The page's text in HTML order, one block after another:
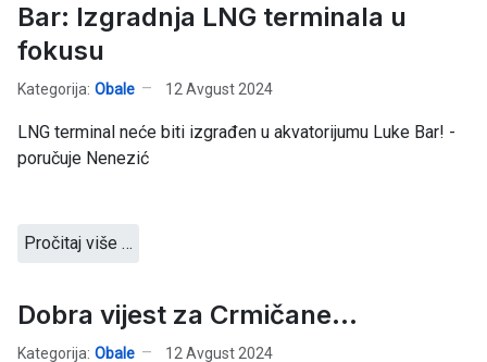
Bar: Izgradnja LNG terminala u
fokusu
Kategorija: Obale 12 Avgust 2024
LNG terminal neće biti izgrađen u akvatorijumu Luke Bar! -
poručuje Nenezić
Pročitaj više …
Dobra vijest za Crmičane...
Kategorija: Obale 12 Avgust 2024